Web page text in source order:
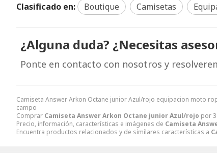
Camiseta Answer Arkon Octane junior Azul/rojo equipacion moto
campo
Comprar Camiseta Answer Arkon Octane junior Azul/rojo por
Precio, información, características e imágenes de Camiseta
Encuentra productos relacionados y de similares características a
Clasificado en: Boutique Camisetas
¿Alguna duda? ¿Necesitas
Ponte en contacto con nosotros y